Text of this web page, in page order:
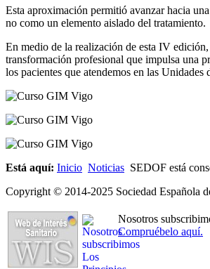
Esta aproximación permitió avanzar hacia
no como un elemento aislado del tratamiento.
En medio de la realización de esta IV
transformación profesional que impulsa una
los pacientes que atendemos en las
Está aquí: Inicio Noticias SEDOF está
Copyright © 2014-2025 Sociedad Española
Nosotros
Compruébelo aquí.